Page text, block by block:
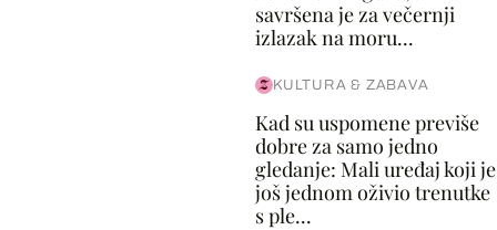
savršena je za večernji
izlazak na moru...
KULTURA & ZABAVA
Kad su uspomene previše
dobre za samo jedno
gledanje: Mali uređaj koji je
još jednom oživio trenutke
s ple...